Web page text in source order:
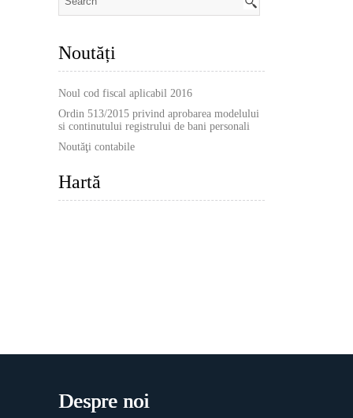
Noutăți
Noul cod fiscal aplicabil 2016
Ordin 513/2015 privind aprobarea modelului
si continutului registrului de bani personali
Noutăţi contabile
Hartă
Despre noi